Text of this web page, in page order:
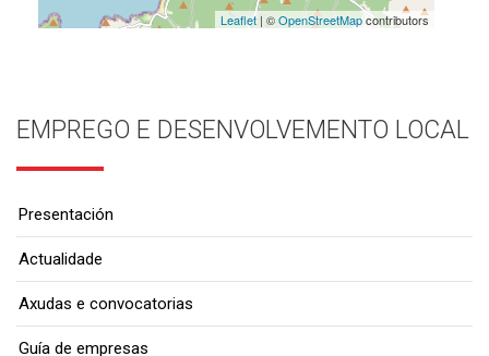
Leaflet| ©OpenStreetMapcontributors
EMPREGO E DESENVOLVEMENTO LOCAL
Presentación
Actualidade
Axudas e convocatorias
Guía de empresas